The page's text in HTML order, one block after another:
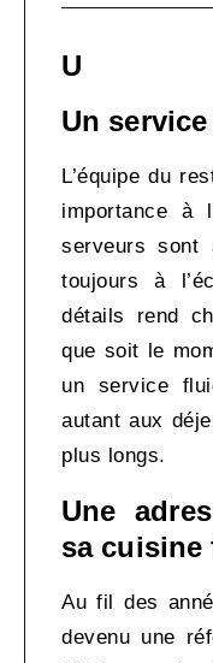
U
Un
L’équipe du
importance à
serveurs sont
toujours à
détails rend
que soit le
un service
autant aux
plus longs.
Une
sa cuisine
Au fil des
devenu une